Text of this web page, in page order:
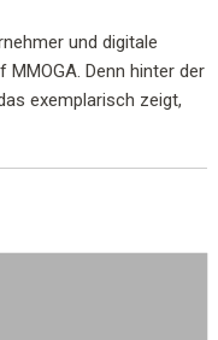
und digitale
Denn hinter der
exemplarisch zeigt,